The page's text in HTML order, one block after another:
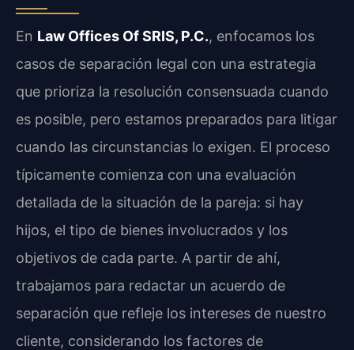
En Law Offices Of SRIS, P.C., enfocamos los
casos de separación legal con una estrategia
que prioriza la resolución consensuada cuando
es posible, pero estamos preparados para litigar
cuando las circunstancias lo exigen. El proceso
típicamente comienza con una evaluación
detallada de la situación de la pareja: si hay
hijos, el tipo de bienes involucrados y los
objetivos de cada parte. A partir de ahí,
trabajamos para redactar un acuerdo de
separación que refleje los intereses de nuestro
cliente, considerando los factores de